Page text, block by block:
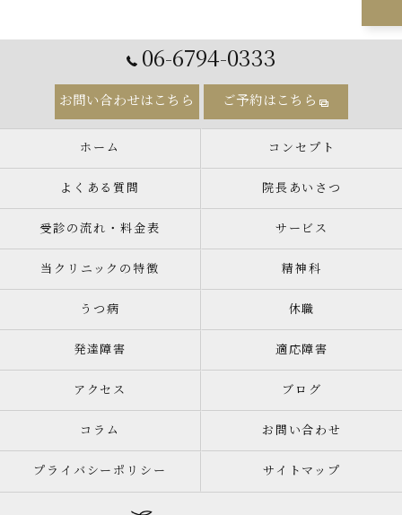
06-6794-0333
お問い合わせはこちら ご予約はこちら
ホーム コンセプト
よくある質問 院長あいさつ
受診の流れ・料金表 サービス
当クリニックの特徴 精神科
うつ病 休職
発達障害 適応障害
アクセス ブログ
コラム お問い合わせ
プライバシーポリシー サイトマップ